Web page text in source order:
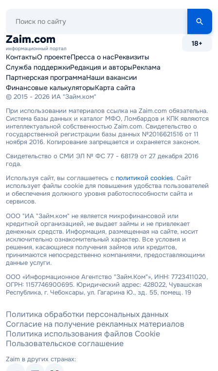
сайту
Zaim.com
информационный портал
18+
КонтактыО проектеПресса о насРеквизиты
Служба поддержкиРедакция и авторыРеклама
Партнерская программаНаши вакансии
Финансовые калькуляторыКарта сайта
© 2015 - 2026 ИА "Займ.ком"
При использовании материалов ссылка на Zaim.com обязательна.
Система базы данных и каталог МФО, Ломбардов и КПК являются
интеллектуальной собственностью Zaim.com. Свидетельство о
государственной регистрации базы данных №2016621516 от 11
ноября 2016. Копирование запрещается и охраняется законом.
Свидетельство о СМИ ЭЛ № ФС 77 - 68179 от 27 декабря 2016
года.
Используя сайт, вы соглашаетесь с политикой cookies. Сайт
использует файлы cookie для повышения удобства пользователей
и обеспечения должного уровня работоспособности сайта и
сервисов.
ООО "ИА "Займ.ком" не является микрофинансовой или
кредитной организацией, не выдает займы и не привлекает
денежных средств. Информация, размещенная на сайте, носит
исключительно ознакомительный характер. Все условия и
решения, касающиеся получения займов или кредитов,
принимаются непосредственно компаниями, предоставляющими
данные услуги.
ООО «Информационное Агентство "Займ.Ком"», ИНН: 7723411020,
ОГРН: 1157746900695. Юридический адрес: 428022, Чувашская
Республика, г. Чебоксары, ул. Гагарина Ю., зд. 55, помещ. 19
Политика обработки персональных данных
Согласие на получение рекламных материалов
Политика использования файлов Cookie
Пользовательское соглашение
Zaim в других странах: